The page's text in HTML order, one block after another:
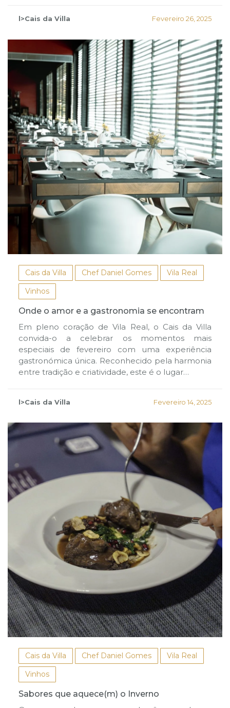
l>Cais da Villa Fevereiro 26, 2025
Cais da Villa Chef Daniel Gomes
Vila Real
Vinhos
Onde o amor e a gastronomia se encontram
Em pleno coração de Vila Real, o Cais da Villa
convida-o a celebrar os momentos mais
especiais de fevereiro com uma experiência
gastronómica única. Reconhecido pela harmonia
entre tradição e criatividade, este é o lugar…
l>Cais da Villa Fevereiro 14, 2025
Cais da Villa Chef Daniel Gomes
Vila Real
Vinhos
Sabores que aquece(m) o Inverno